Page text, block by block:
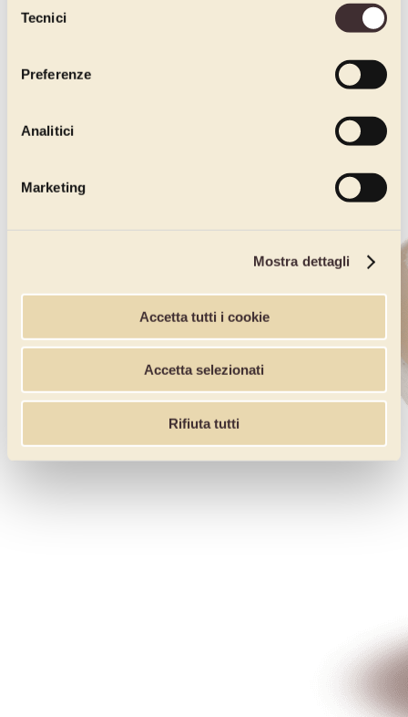
delTecnici
Preferenze
Analitici
Marketing
Mostra dettagli
Accetta tutti i cookie
Accetta selezionati
Rifiuta tutti